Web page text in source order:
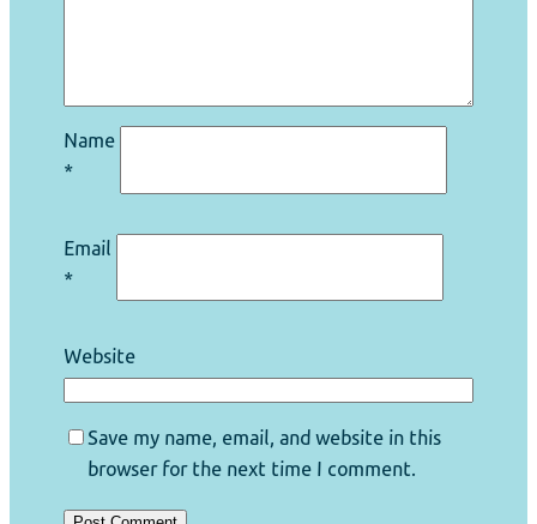
Name
*
Email
*
Website
Save my name, email, and website in this
browser for the next time I comment.